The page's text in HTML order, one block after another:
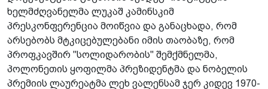
ხელმძღვანელმა ლუკაშ კამინსკიმ
პრესკონფერენცია მოიწვია და განაცხადა, რომ
არსებობს მტკიცებულებანი იმის თაობაზე, რომ
პროფკავშირ "სოლიდარობის" შემქმნელმა,
პოლონეთის ყოფილმა პრეზიდენტმა და ნობელის
პრემიის ლაურეატმა ლეხ ვალენსამ ჯერ კიდევ 1970-